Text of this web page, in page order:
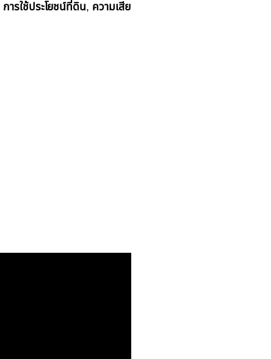
การใช้ประโยชน์ที่ดิน, ความเสีย